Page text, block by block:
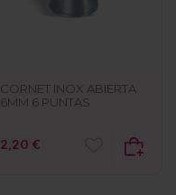
CORNET INOX ABIERTA
6MM 6 PUNTAS
2,20 €